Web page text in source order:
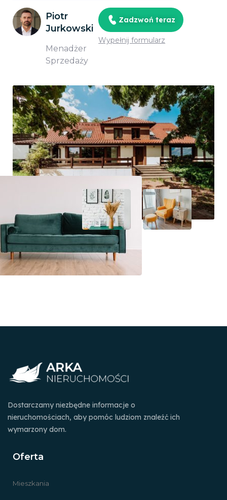
Piotr
Jurkowski
Menadżer
Sprzedaży
Zadzwoń teraz
Wypełnij formularz
Dostarczamy niezbędne informacje o
nieruchomościach, aby pomóc ludziom znaleźć ich
wymarzony dom.
Oferta
Mieszkania